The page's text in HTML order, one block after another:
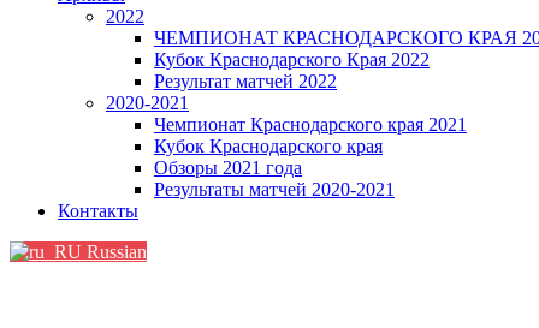
2022
ЧЕМПИОНАТ КРАСНОДАРСКОГО КРАЯ
Кубок Краснодарского Края 2022
Результат матчей 2022
2020-2021
Чемпионат Краснодарского края 2021
Кубок Краснодарского края
Обзоры 2021 года
Результаты матчей 2020-2021
Контакты
Russian